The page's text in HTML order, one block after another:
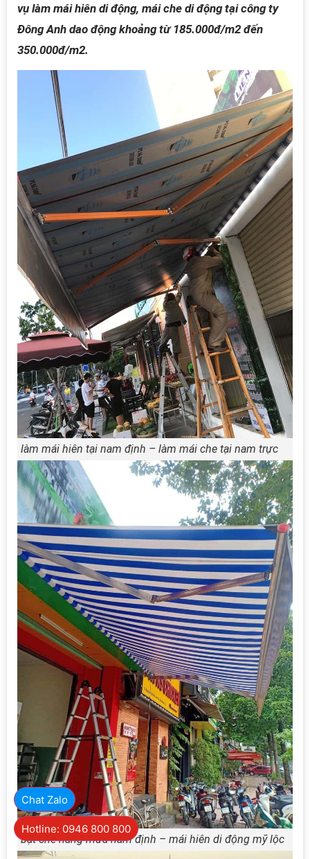
vụ làm mái hiên di động, mái che di động tại công ty
Đông Anh dao động khoảng từ 185.000đ/m2 đến
350.000đ/m2.
làm mái hiên tại nam định – làm mái che tại nam trực
bạt che nắng mưa nam định – mái hiên di động mỹ lộc
Chat Zalo
Hotline: 0946 800 800